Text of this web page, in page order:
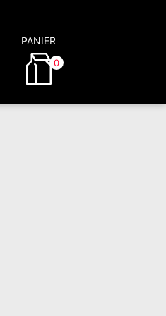
PANIER
0